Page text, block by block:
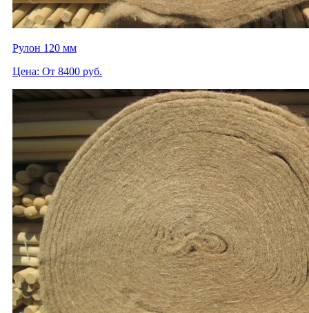
Рулон 120 мм
Цена: От 8400 руб.